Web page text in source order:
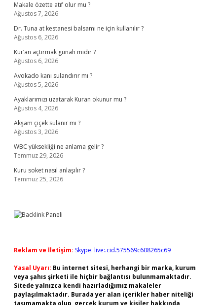
Makale özette atıf olur mu ?
Ağustos 7, 2026
Dr. Tuna at kestanesi balsamı ne için kullanılır ?
Ağustos 6, 2026
Kur’an açtırmak günah mıdır ?
Ağustos 6, 2026
Avokado kanı sulandırır mı ?
Ağustos 5, 2026
Ayaklarımızı uzatarak Kuran okunur mu ?
Ağustos 4, 2026
Akşam çiçek sulanır mı ?
Ağustos 3, 2026
WBC yüksekliği ne anlama gelir ?
Temmuz 29, 2026
Kuru soket nasıl anlaşılır ?
Temmuz 25, 2026
Reklam ve İletişim: Skype: live:.cid.575569c608265c69
Yasal Uyarı: Bu internet sitesi, herhangi bir marka, kurum
veya şahıs şirketi ile hiçbir bağlantısı bulunmamaktadır.
Sitede yalnızca kendi hazırladığımız makaleler
paylaşılmaktadır. Burada yer alan içerikler haber niteliği
taşımamakta olup, gerçek kurum ve kişiler hakkında